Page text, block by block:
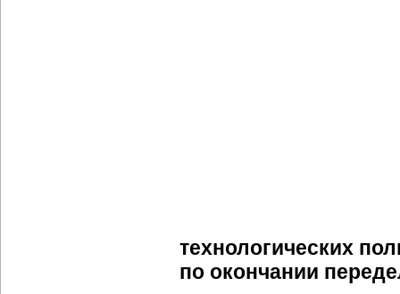
технологических
по окончании